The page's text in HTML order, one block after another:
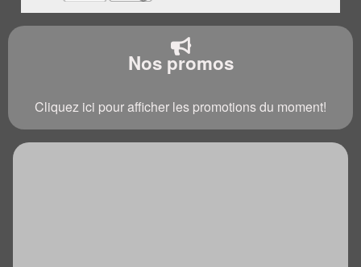
Nos promos
Cliquez ici pour afficher les promotions du moment!